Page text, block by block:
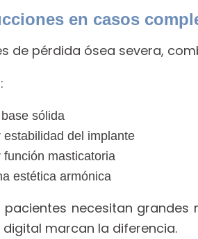
en casos
de pérdida ósea severa,
sólida
estabilidad del implante
función masticatoria
estética armónica
pacientes necesitan
marcan la diferencia.